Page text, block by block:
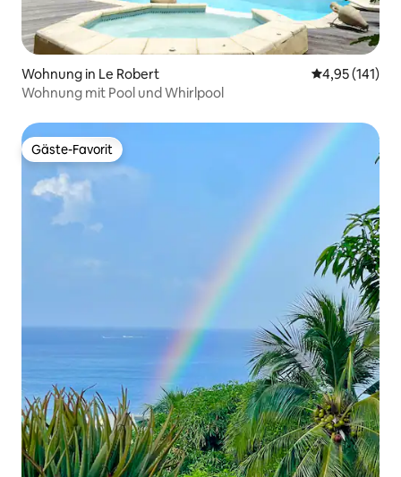
Wohnung in Le Robert
4,95 (141)
Wohnung mit Pool und Whirlpool
Gäste-Favorit
Gäste-Favorit